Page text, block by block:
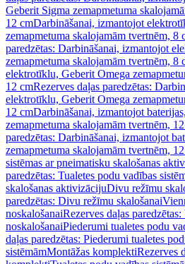
Geberit Sigma zemapmetuma
12 cmDarbināšanai, izmantojot
zemapmetuma skalojamām tvertnēm, 8
paredzētas: Darbināšanai, izmantojot
zemapmetuma skalojamām tvertnēm, 8
elektrotīklu, Geberit Omega
12 cmRezerves daļas paredzētas:
elektrotīklu, Geberit Omega
12 cmDarbināšanai, izmantojot
zemapmetuma skalojamām tvertnēm,
paredzētas: Darbināšanai, izmantojot
zemapmetuma skalojamām tvertnēm,
sistēmas ar pneimatisku skalošanas
paredzētas: Tualetes podu vadības
skalošanas aktivizācijuDivu režīmu
paredzētas: Divu režīmu skalošanai
noskalošanaiRezerves daļas
noskalošanaiPiederumi tualetes podu
daļas paredzētas: Piederumi tualetes
sistēmāmMontāžas komplektiRezerves